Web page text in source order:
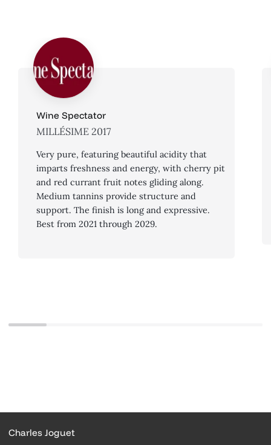
Wine Spectator
MILLÉSIME 2017
Very pure, featuring beautiful acidity that
imparts freshness and energy, with cherry pit
and red currant fruit notes gliding along.
Medium tannins provide structure and
support. The finish is long and expressive.
Best from 2021 through 2029.
Charles Joguet